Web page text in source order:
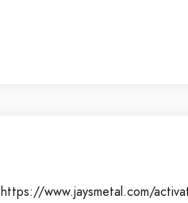
https://www.jaysmetal.com/